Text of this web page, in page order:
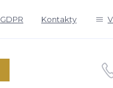
GDPR Kontakty